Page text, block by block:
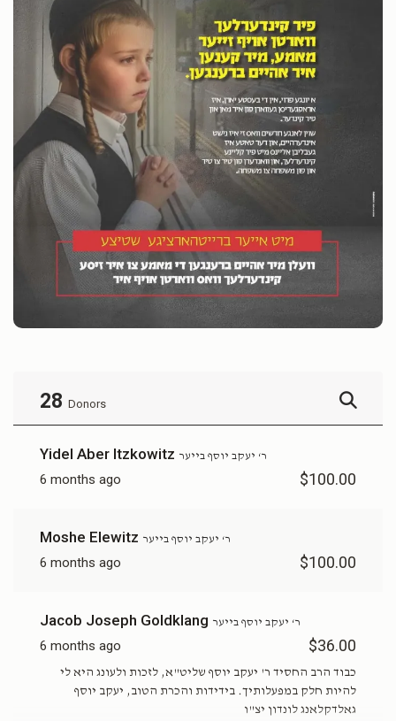
28 Donors
Yidel Aber Itzkowitz ר‘ יעקב יוסף בייער
6 months ago $100.00
Moshe Elewitz ר‘ יעקב יוסף בייער
6 months ago $100.00
Jacob Joseph Goldklang ר‘ יעקב יוסף בייער
6 months ago $36.00
כבוד הרב החסיד ר' יעקב יוסף שליט"א, לזכות ולעונג היא לי
להיות חלק במפעלותיך. בידידות והכרת הטוב, יעקב יוסף
גאלדקלאנג לונדון יצ"ו